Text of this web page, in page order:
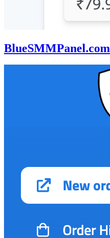
BlueSMMPanel.com